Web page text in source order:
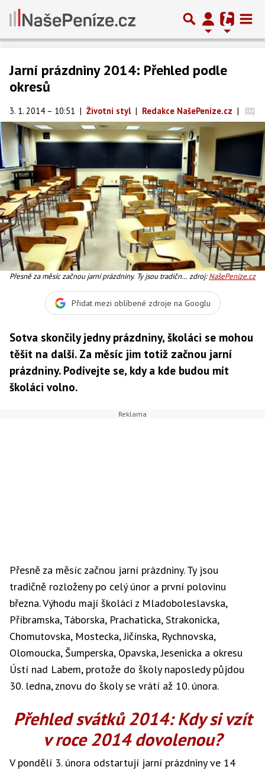
Jarní prázdniny 2014: Přehled podle
okresů
3. 1. 2014 – 10:51 | Životní styl | Redakce NašePeníze.cz |
Přesně za měsíc začnou jarní prázdniny. Ty jsou tradičně
mají školáci z Mladoboleslavska, Příbramska, Táborska,
Prachaticka, Strakonicka, Chomutovska, Mostecka,
zdroj:NašePeníze.cz
Přidat mezi oblíbené zdroje na Googlu
Sotva skončily jedny prázdniny, školáci se mohou
těšit na další. Za měsíc jim totiž začnou jarní
prázdniny. Podívejte se, kdy a kde budou mít
školáci volno.
Přesně za měsíc začnou jarní prázdniny. Ty jsou
tradičně rozloženy po celý únor a první polovinu
března. Výhodu mají školáci z Mladoboleslavska,
Příbramska, Táborska, Prachaticka, Strakonicka,
Chomutovska, Mostecka, Jičínska, Rychnovska,
Olomoucka, Šumperska, Opavska, Jesenicka a okresu
Ústí nad Labem, protože do školy naposledy půjdou
30. ledna, znovu do školy se vrátí až 10. února.
Přehled svátků 2014: Kdy si vzít
v roce 2014 dovolenou?
V pondělí 3. února odstartují jarní prázdniny ve 14